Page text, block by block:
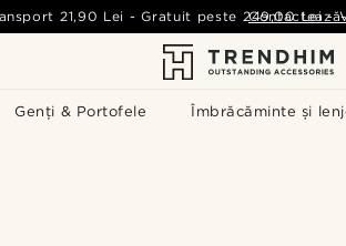
Genți & Portofele Îmbrăcăminte și
21,90 Lei -Gratuit peste 249,00 Lei -